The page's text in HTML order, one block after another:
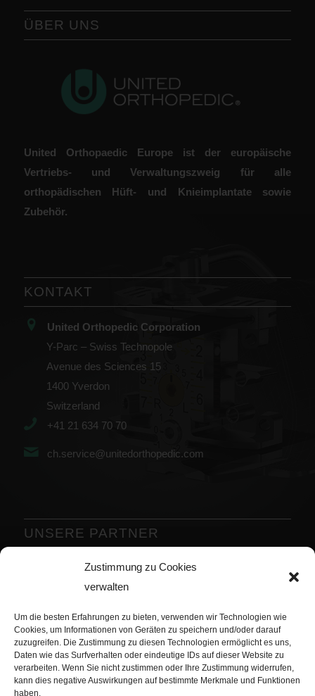
Zustimmung zu Cookies
verwalten
Um die besten Erfahrungen zu bieten, verwenden wir Technologien wie
Cookies, um Informationen von Geräten zu speichern und/oder darauf
zuzugreifen. Die Zustimmung zu diesen Technologien ermöglicht es uns,
Daten wie das Surfverhalten oder eindeutige IDs auf dieser Website zu
verarbeiten. Wenn Sie nicht zustimmen oder Ihre Zustimmung widerrufen,
kann dies negative Auswirkungen auf bestimmte Merkmale und Funktionen
haben.
ÜBER UNS
United Orthopaedic Europe ist der europäische
Vertriebs- und Verwaltungszweig für alle
orthopädischen Hüft- und Knieimplantate sowie
Zubehör.
KONTAKT
United Orthopedic Corporation
Y-Parc – Swiss Technopole
Avenue des Sciences 15
1400 Yverdon
Switzerland
+41 21 634 70 70
ch.service@unitedorthopedic.com
UNSERE PARTNER
ZurückWeiter